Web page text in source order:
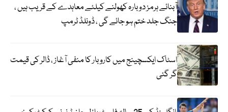
آبنائے ہرمز دوبارہ کھولنے کیلئے معاہدے کے قریب ہیں ،
جنگ جلد ختم ہو جائے گی ، ڈونلڈ ٹرمپ
اسٹاک ایکسچینج میں کاروبار کا منفی آغاز ، ڈالر کی قیمت
گر گئی